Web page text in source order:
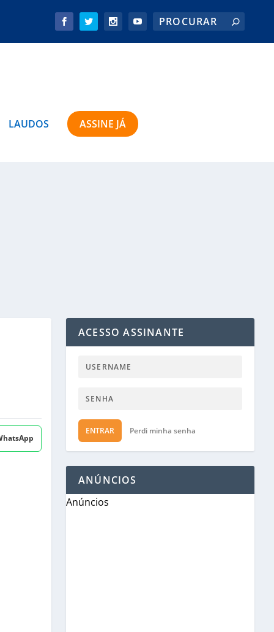
LAUDOS ASSINE JÁ
ACESSO ASSINANTE
ENTRAR Perdi minha senha
ANÚNCIOS
Anúncios